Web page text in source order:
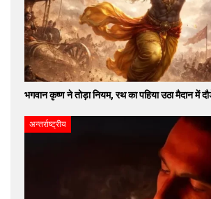
भगवान कृष्ण ने तोड़ा नियम, रथ का पहिया उठा मैदान में
अन्तर्राष्ट्रीय